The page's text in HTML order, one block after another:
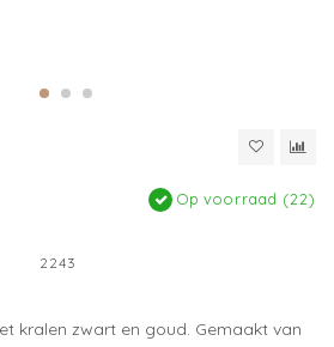
Op voorraad (22)
2243
kralen zwart en goud. Gemaakt van